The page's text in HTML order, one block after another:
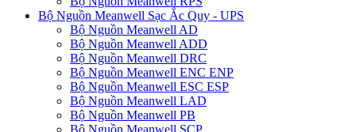
Bộ Nguồn Meanwell Sạc Ắc Quy - UPS
Bộ Nguồn Meanwell AD
Bộ Nguồn Meanwell ADD
Bộ Nguồn Meanwell DRC
Bộ Nguồn Meanwell ENC ENP
Bộ Nguồn Meanwell ESC ESP
Bộ Nguồn Meanwell LAD
Bộ Nguồn Meanwell PB
Bộ Nguồn Meanwell SCP